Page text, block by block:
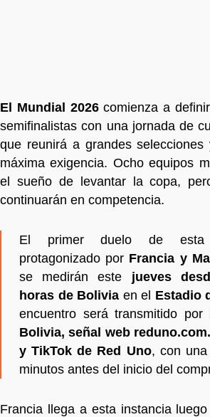
El Mundial 2026comienza a
semifinalistas con una jornada de
que reunirá a grandes
máxima exigencia. Ocho equipos
el sueño de levantar la copa,
continuarán en competencia.
El primer duelo de
protagonizado por Francia y
se medirán este jueves
horas de Bolivia en el Estadio
encuentro será transmitido por
Bolivia, señal web
y TikTok de Red Uno, con una
minutos antes del inicio del
Francia llega a esta instancia